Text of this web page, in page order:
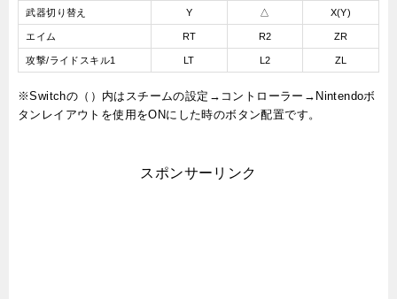
武器切り替え Y △ X(Y)
エイム RT R2 ZR
攻撃/ライドスキル1 LT L2 ZL
※Switchの（）内はスチームの設定→コントローラー→Nintendoボ
タンレイアウトを使用をONにした時のボタン配置です。
スポンサーリンク